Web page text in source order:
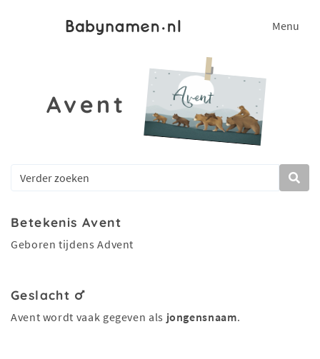
Menu
Avent
Betekenis Avent
Geboren tijdens Advent
Geslacht
Avent wordt vaak gegeven als jongensnaam.